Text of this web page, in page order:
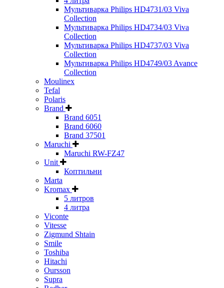
Мультиварка Philips HD4731/03 Viva
Collection
Мультиварка Philips HD4734/03 Viva
Collection
Мультиварка Philips HD4737/03 Viva
Collection
Мультиварка Philips HD4749/03 Avance
Collection
Moulinex
Tefal
Polaris
Brand
Brand 6051
Brand 6060
Brand 37501
Maruchi
Maruchi RW-FZ47
Unit
Коптильни
Marta
Kromax
5 литров
4 литра
Viconte
Vitesse
Zigmund Shtain
Smile
Toshiba
Hitachi
Oursson
Supra